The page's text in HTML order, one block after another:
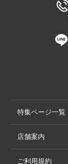
特集ページ一覧
店舗案内
ご利用規約